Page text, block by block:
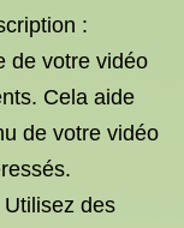
:
de votre vidéo
Cela aide
de votre vidéo
des